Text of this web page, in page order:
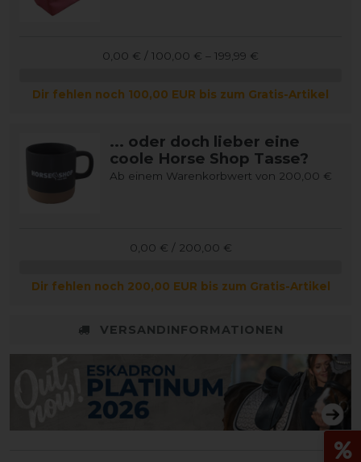
0,00 € / 100,00 € – 199,99 €
Dir fehlen noch 100,00 EUR bis zum Gratis-Artikel
... oder doch lieber eine
coole Horse Shop Tasse?
Ab einem Warenkorbwert von 200,00 €
0,00 € / 200,00 €
Dir fehlen noch 200,00 EUR bis zum Gratis-Artikel
VERSANDINFORMATIONEN